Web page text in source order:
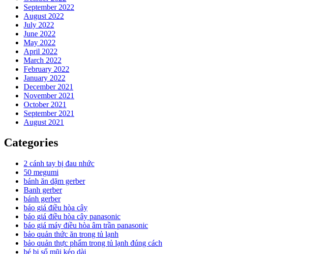
September 2022
August 2022
July 2022
June 2022
May 2022
April 2022
March 2022
February 2022
January 2022
December 2021
November 2021
October 2021
September 2021
August 2021
Categories
2 cánh tay bị đau nhức
50 megumi
bánh ăn dặm gerber
Banh gerber
bánh gerber
báo giá điều hòa cây
báo giá điều hòa cây panasonic
báo giá máy điều hòa âm trần panasonic
bảo quản thức ăn trong tủ lạnh
bảo quản thực phẩm trong tủ lạnh đúng cách
bé bị sổ mũi kéo dài